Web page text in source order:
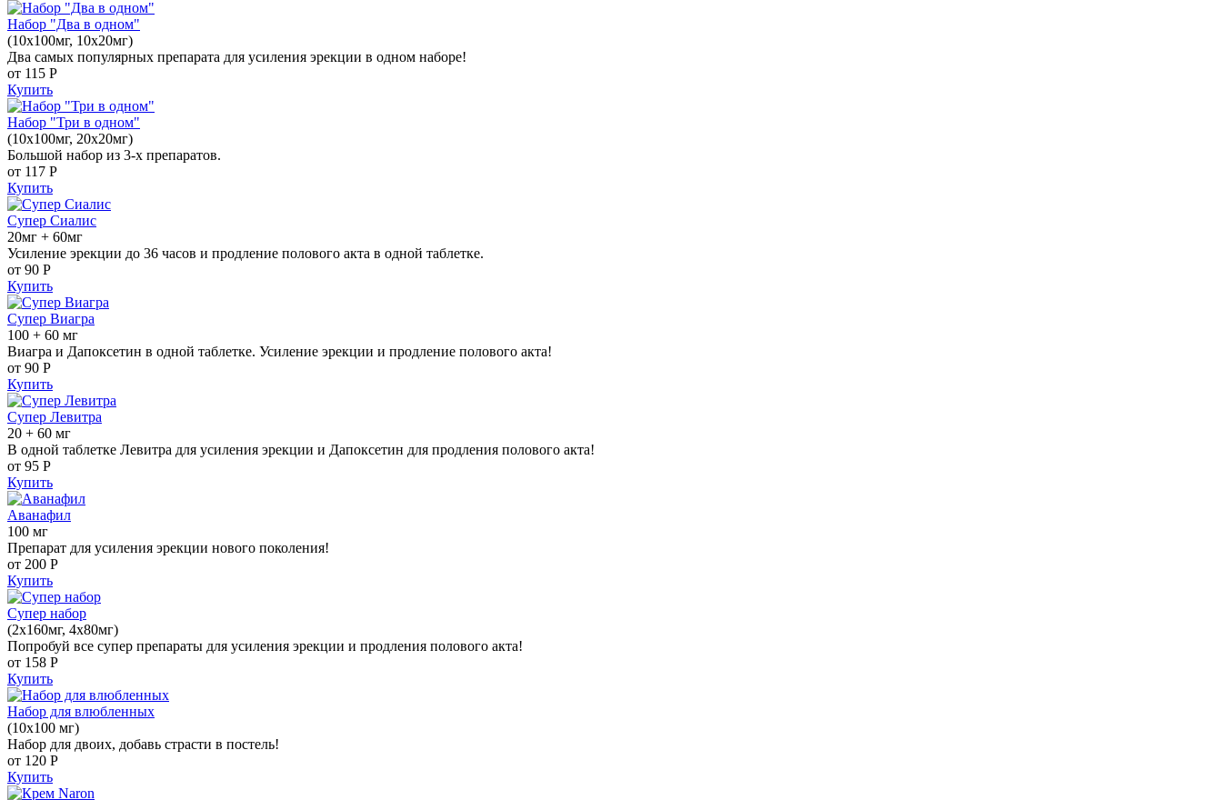
Набор "Два в одном"
(10x100мг, 10x20мг)
Два самых популярных препарата для усиления эрекции в одном наборе!
от 115 Р
Купить
Набор "Три в одном"
(10x100мг, 20x20мг)
Большой набор из 3-х препаратов.
от 117 Р
Купить
Супер Сиалис
20мг + 60мг
Усиление эрекции до 36 часов и продление полового акта в одной таблетке.
от 90 Р
Купить
Супер Виагра
100 + 60 мг
Виагра и Дапоксетин в одной таблетке. Усиление эрекции и продление полового акта!
от 90 Р
Купить
Супер Левитра
20 + 60 мг
В одной таблетке Левитра для усиления эрекции и Дапоксетин для продления полового акта!
от 95 Р
Купить
Аванафил
100 мг
Препарат для усиления эрекции нового поколения!
от 200 Р
Купить
Супер набор
(2х160мг, 4х80мг)
Попробуй все супер препараты для усиления эрекции и продления полового акта!
от 158 Р
Купить
Набор для влюбленных
(10х100 мг)
Набор для двоих, добавь страсти в постель!
от 120 Р
Купить